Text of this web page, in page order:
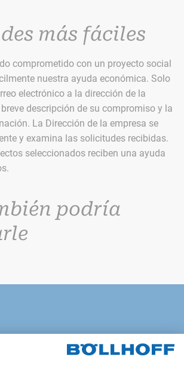
más fáciles
comprometido con un proyecto social
nuestra ayuda económica. Solo
electrónico a la dirección de la
descripción de su compromiso y la
La Dirección de la empresa se
y examina las solicitudes recibidas.
seleccionados reciben una ayuda
podría